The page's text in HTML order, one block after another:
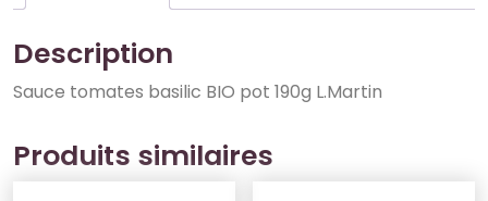
Description
Sauce tomates basilic BIO pot 190g L.Martin
Produits similaires